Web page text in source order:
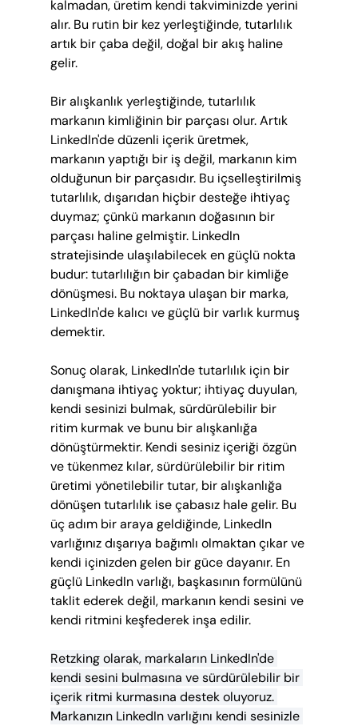
kalmadan, üretim kendi takviminizde yerini
alır. Bu rutin bir kez yerleştiğinde, tutarlılık
artık bir çaba değil, doğal bir akış haline
gelir.
Bir alışkanlık yerleştiğinde, tutarlılık
markanın kimliğinin bir parçası olur. Artık
LinkedIn'de düzenli içerik üretmek,
markanın yaptığı bir iş değil, markanın kim
olduğunun bir parçasıdır. Bu içselleştirilmiş
tutarlılık, dışarıdan hiçbir desteğe ihtiyaç
duymaz; çünkü markanın doğasının bir
parçası haline gelmiştir. LinkedIn
stratejisinde ulaşılabilecek en güçlü nokta
budur: tutarlılığın bir çabadan bir kimliğe
dönüşmesi. Bu noktaya ulaşan bir marka,
LinkedIn'de kalıcı ve güçlü bir varlık kurmuş
demektir.
Sonuç olarak, LinkedIn'de tutarlılık için bir
danışmana ihtiyaç yoktur; ihtiyaç duyulan,
kendi sesinizi bulmak, sürdürülebilir bir
ritim kurmak ve bunu bir alışkanlığa
dönüştürmektir. Kendi sesiniz içeriği özgün
ve tükenmez kılar, sürdürülebilir bir ritim
üretimi yönetilebilir tutar, bir alışkanlığa
dönüşen tutarlılık ise çabasız hale gelir. Bu
üç adım bir araya geldiğinde, LinkedIn
varlığınız dışarıya bağımlı olmaktan çıkar ve
kendi içinizden gelen bir güce dayanır. En
güçlü LinkedIn varlığı, başkasının formülünü
taklit ederek değil, markanın kendi sesini ve
kendi ritmini keşfederek inşa edilir.
Retzking olarak, markaların LinkedIn'de
kendi sesini bulmasına ve sürdürülebilir bir
içerik ritmi kurmasına destek oluyoruz.
Markanızın LinkedIn varlığını kendi sesinizle